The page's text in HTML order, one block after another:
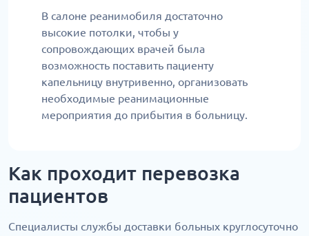
В салоне реанимобиля достаточно
высокие потолки, чтобы у
сопровождающих врачей была
возможность поставить пациенту
капельницу внутривенно, организовать
необходимые реанимационные
мероприятия до прибытия в больницу.
Как проходит перевозка
пациентов
Специалисты службы доставки больных круглосуточно